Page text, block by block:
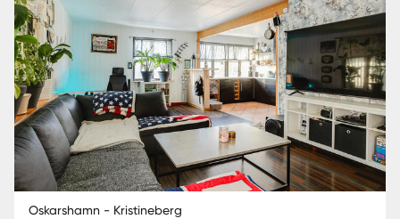
Oskarshamn - Kristineberg